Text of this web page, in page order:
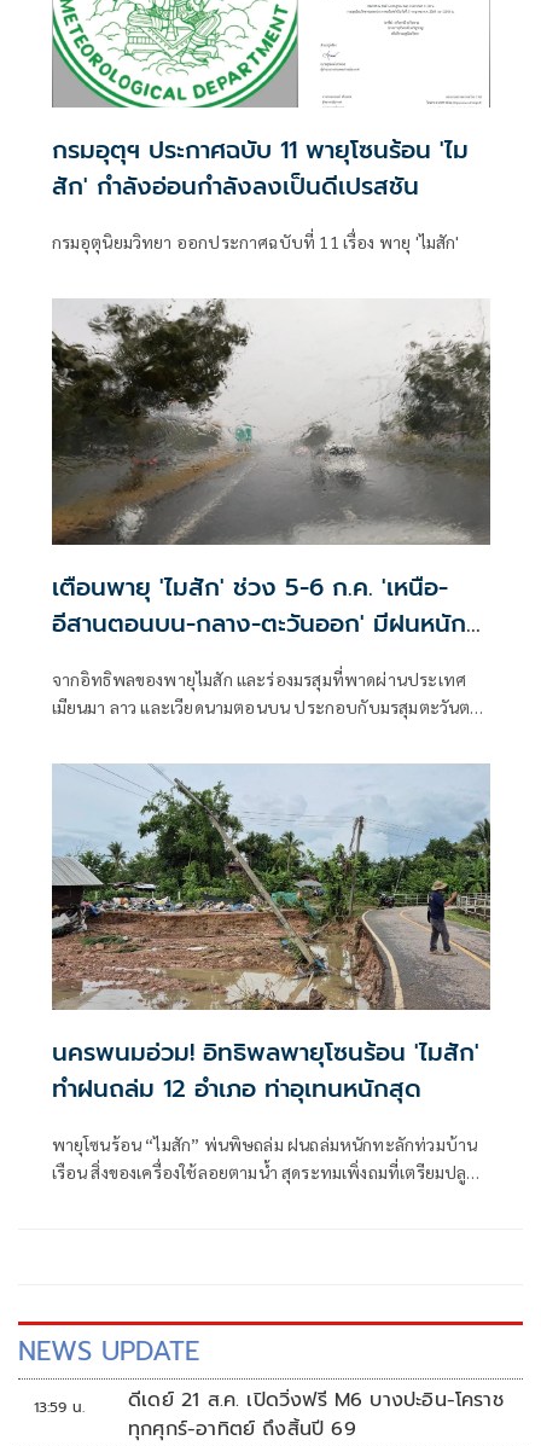
กรมอุตุฯ ประกาศฉบับ 11 พายุโซนร้อน 'ไม
สัก' กำลังอ่อนกำลังลงเป็นดีเปรสชัน
กรมอุตุนิยมวิทยา ออกประกาศฉบับที่ 11 เรื่อง พายุ 'ไมสัก'
เตือนพายุ 'ไมสัก' ช่วง 5-6 ก.ค. 'เหนือ-
อีสานตอนบน-กลาง-ตะวันออก' มีฝนหนัก
จากอิทธิพลของพายุไมสัก และร่องมรสุมที่พาดผ่านประเทศ
เมียนมา ลาว และเวียดนามตอนบน ประกอบกับมรสุมตะวันตก
ประเทศไทย และอ่าวไทย
นครพนมอ่วม! อิทธิพลพายุโซนร้อน 'ไมสัก'
ทำฝนถล่ม 12 อำเภอ ท่าอุเทนหนักสุด
พายุโซนร้อน “ไมสัก” พ่นพิษถล่ม ฝนถล่มหนักทะลักท่วมบ้าน
เรือน สิ่งของเครื่องใช้ลอยตามน้ำ สุดระทมเพิ่งถมที่เตรียมปลูก
NEWS UPDATE
13:59 น.
ดีเดย์ 21 ส.ค. เปิดวิ่งฟรี M6 บางปะอิน-โคราช
ทุกศุกร์-อาทิตย์ ถึงสิ้นปี 69